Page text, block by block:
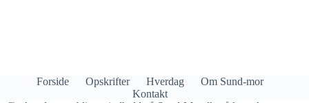
Forside Opskrifter Hverdag
Om Sund-mor
Kontakt